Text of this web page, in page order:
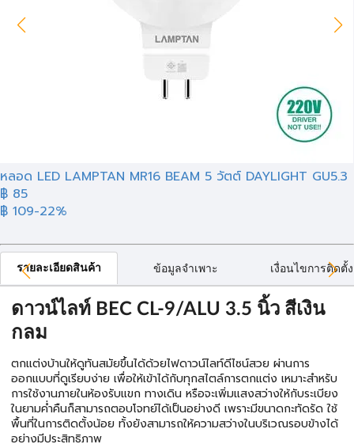
หลอด LED LAMPTAN MR16 BEAM 5 วัตต์ DAYLIGHT GU5.3
฿ 85
฿ 109-22%
รายละเอียดสินค้า ข้อมูลจำเพาะ เงื่อนไขการติดตั้ง
ดาวน์ไลท์ BEC CL-9/ALU 3.5 นิ้ว สีเงิน
กลม
ตกแต่งบ้านให้ดูทันสมัยขึ้นได้ด้วยไฟดาวน์ไลท์ดีไซน์สวย ผ่านการ
ออกแบบที่ดูเรียบง่าย เพื่อให้เข้าได้กับทุกสไตล์การตกแต่ง เหมาะสำหรับ
การใช้งานภายในห้องรับแขก ทางเดิน หรือจะเพิ่มแสงสว่างให้กับระเบียง
ในยามค่ำคืนก็สามารถตอบโจทย์ได้เป็นอย่างดี เพราะมีขนาดกะทัดรัด ใช้
พื้นที่ในการติดตั้งน้อย ทั้งยังสามารถให้ความสว่างในบริเวณรอบข้างได้
อย่างมีประสิทธิภาพ